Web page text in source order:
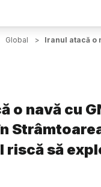
Global > Iranul atacă o
o navă cu
riscă să